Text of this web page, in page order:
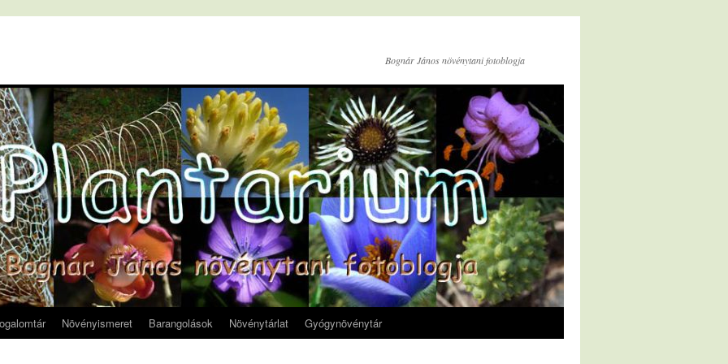
Bognár János növénytani fotoblogja
Növényismeret Barangolások Növénytárlat Gyógynövénytár